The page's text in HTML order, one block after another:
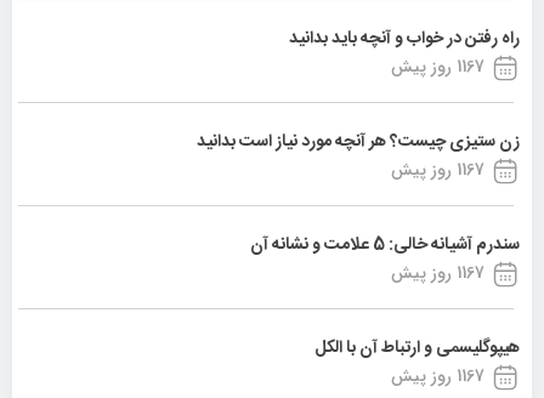
راه رفتن در خواب و آنچه باید بدانید
1167 روز پیش
زن ستیزی چیست؟ هر آنچه مورد نیاز است بدانید
1167 روز پیش
سندرم آشیانه خالی: 5 علامت و نشانه آن
1167 روز پیش
هیپوگلیسمی و ارتباط آن با الکل
1167 روز پیش